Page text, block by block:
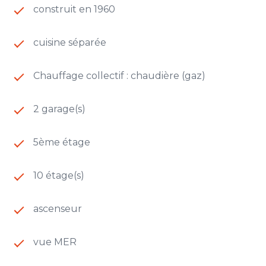
dispose d'un parc privé arboré de deux hectares,
construit en 1960
cuisine séparée
Chauffage collectif : chaudière (gaz)
2 garage(s)
5ème étage
10 étage(s)
ascenseur
vue MER